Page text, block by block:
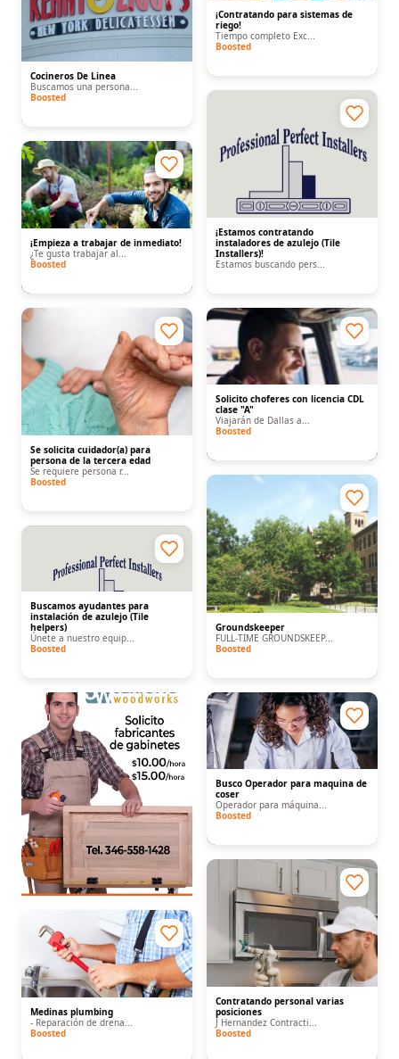
Cocineros De Linea
Buscamos una persona...
Boosted
¡Contratando para sistemas de
riego!
Tiempo completo Exc...
Boosted
¡Empieza a trabajar de inmediato!
¿Te gusta trabajar al...
Boosted
¡Estamos contratando
instaladores de azulejo (Tile
Installers)!
Estamos buscando pers...
Se solicita cuidador(a) para
persona de la tercera edad
Se requiere persona r...
Boosted
Solicito choferes con licencia CDL
clase "A"
Viajarán de Dallas a...
Boosted
Buscamos ayudantes para
instalación de azulejo (Tile
helpers)
Únete a nuestro equip...
Boosted
Groundskeeper
FULL-TIME GROUNDSKEEP...
Boosted
Busco Operador para maquina de
coser
Operador para máquina...
Boosted
Medinas plumbing
- Reparación de drena...
Boosted
Contratando personal varias
posiciones
J Hernandez Contracti...
Boosted